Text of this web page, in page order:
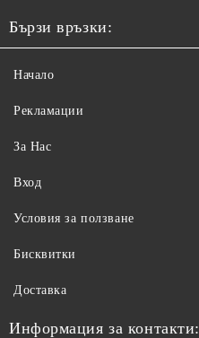
Бързи връзки:
Начало
Рекламации
За Нас
Вход
Условия за ползване
Бисквитки
Доставка
Информация за контакти: